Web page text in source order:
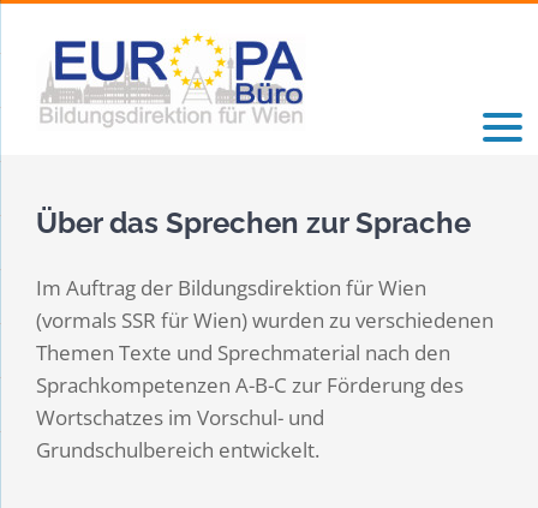
Inhalt
springen
Über das Sprechen zur Sprache
Im Auftrag der Bildungsdirektion für Wien
(vormals SSR für Wien) wurden zu verschiedenen
Themen Texte und Sprechmaterial nach den
Sprachkompetenzen A-B-C zur Förderung des
Wortschatzes im Vorschul- und
Grundschulbereich entwickelt.